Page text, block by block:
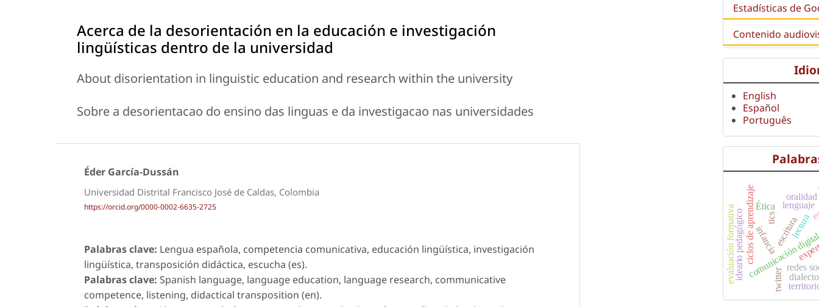
Acerca de la desorientación en la educación e investigación
lingüísticas dentro de la universidad
About disorientation in linguistic education and research within the university
Sobre a desorientacao do ensino das linguas e da investigacao nas universidades
Éder García-Dussán
Universidad Distrital Francisco José de Caldas, Colombia
https://orcid.org/0000-0002-6635-2725
Palabras clave: Lengua española, competencia comunicativa, educación lingüística, investigación
lingüística, transposición didáctica, escucha (es).
Palabras clave: Spanish language, language education, language research, communicative
competence, listening, didactical transposition (en).
Estadísticas de
Contenido
English
Español
Português
lenguaje
comunicación
tics
ideario pedagógicociclos de aprendizaje
evaluación formativa redes
lectura
escritura
oralidad
twitter
infancia
Ética